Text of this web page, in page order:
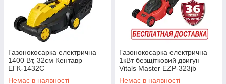
Газонокосарка електрична
1400 Вт, 32см Кентавр
ЕГК-1432С
Немає в наявності
Газонокосарка електрична
1кВт безщітковий двигун
Vitals Master EZP-323jb
Немає в наявності